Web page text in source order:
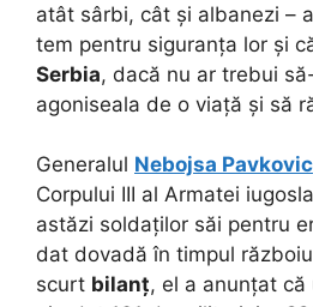
atât sârbi, cât și albanezi –
tem pentru siguranța lor și
Serbia, dacă nu ar trebui
agoniseala de o viață și să
Generalul Nebojsa Pavkovic
Corpului III al Armatei
astăzi soldaților săi pentru
dat dovadă în timpul
scurt bilanț, el a anunțat